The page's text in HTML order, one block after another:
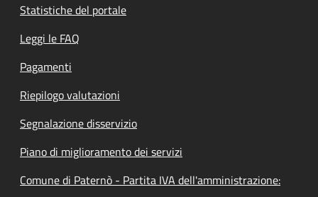
Statistiche del portale
Leggi le FAQ
Pagamenti
Riepilogo valutazioni
Segnalazione disservizio
Piano di miglioramento dei servizi
Comune di Paternò - Partita IVA dell'amministrazione: